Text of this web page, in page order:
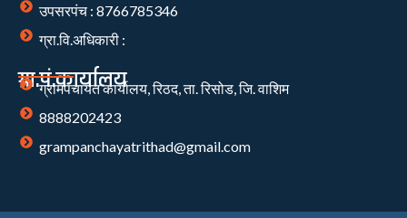
उपसरपंच : 8766785346
ग्रा.वि.अधिकारी :
ग्रा.पं.कार्यालय
ग्रामपंचायत कार्यालय, रिठद, ता. रिसोड, जि. वाशिम
8888202423
grampanchayatrithad@gmail.com